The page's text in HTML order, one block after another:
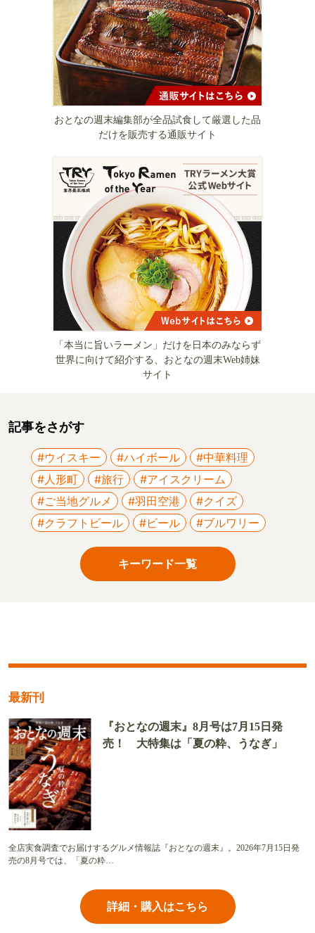
おとなの週末編集部が全品試食して厳選した品
だけを販売する通販サイト
「本当に旨いラーメン」だけを日本のみならず
世界に向けて紹介する、おとなの週末Web姉妹
サイト
記事をさがす
#ウイスキー #ハイボール
#中華料理
#人形町
#旅行
#アイスクリーム
#ご当地グルメ
#羽田空港
#クイズ
#クラフトビール
#ビール #ブルワリー
キーワード一覧
最新刊
『おとなの週末』8月号は7月15日発
売！ 大特集は「夏の粋、うなぎ」
全店実食調査でお届けするグルメ情報誌『おとなの週末』。2026年7月15日発
売の8月号では、「夏の粋…
詳細・購入はこちら